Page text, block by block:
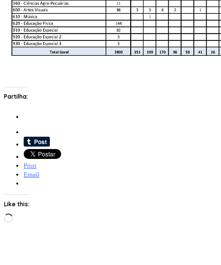
Partilha:
Print
Email
Like this:
Loading…